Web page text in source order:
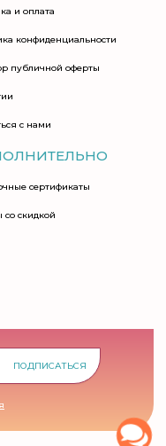
и оплата
конфиденциальности
публичной оферты
с нами
сертификаты
со скидкой
ПОДПИСАТЬСЯ